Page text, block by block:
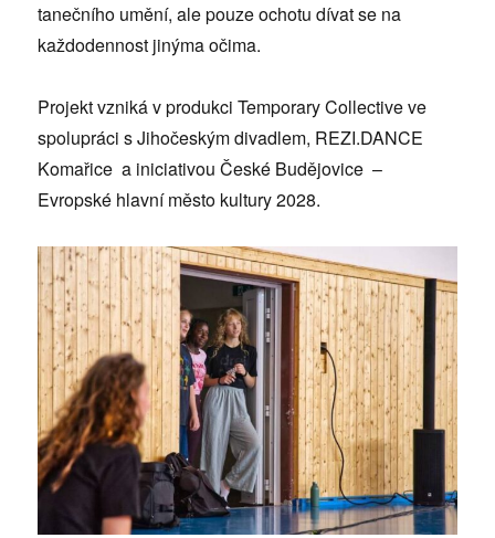
tanečního umění, ale pouze ochotu dívat se na
každodennost jinýma očima.
Projekt vzniká v produkci Temporary Collective ve
spolupráci s Jihočeským divadlem, REZI.DANCE
Komařice a iniciativou České Budějovice –
Evropské hlavní město kultury 2028.